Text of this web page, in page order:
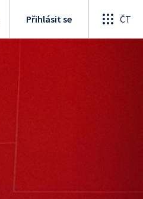
Přihlásit se ČT